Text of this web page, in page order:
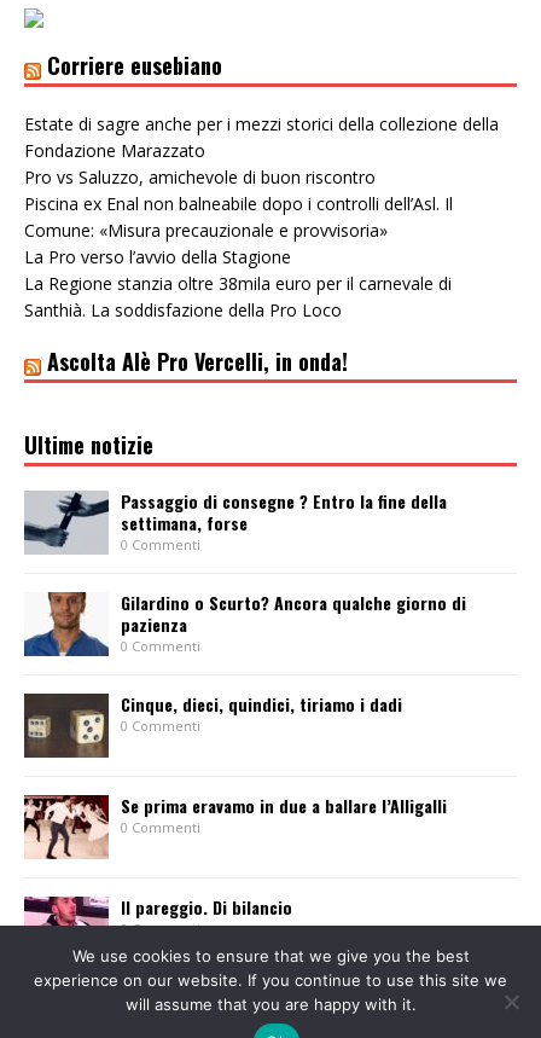
Corriere eusebiano
Estate di sagre anche per i mezzi storici della collezione della
Fondazione Marazzato
Pro vs Saluzzo, amichevole di buon riscontro
Piscina ex Enal non balneabile dopo i controlli dell’Asl. Il
Comune: «Misura precauzionale e provvisoria»
La Pro verso l’avvio della Stagione
La Regione stanzia oltre 38mila euro per il carnevale di
Santhià. La soddisfazione della Pro Loco
Ascolta Alè Pro Vercelli, in onda!
Ultime notizie
Passaggio di consegne ? Entro la fine della
settimana, forse
0 Commenti
Gilardino o Scurto? Ancora qualche giorno di
pazienza
0 Commenti
Cinque, dieci, quindici, tiriamo i dadi
0 Commenti
Se prima eravamo in due a ballare l’Alligalli
0 Commenti
Il pareggio. Di bilancio
0 Commenti
We use cookies to ensure that we give you the best
experience on our website. If you continue to use this site we
will assume that you are happy with it.